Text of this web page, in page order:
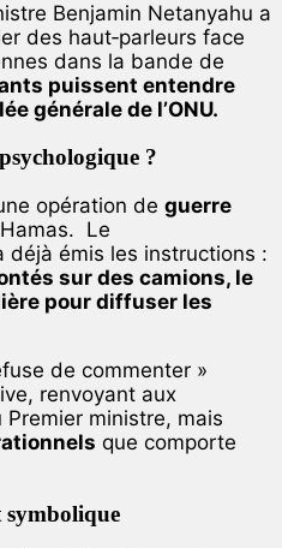
Benjamin Netanyahu a
des haut‑parleurs face
dans la bande de
puissent entendre
générale de l’ONU.
?
opération de guerre
Le
déjà émis les instructions :
sur des camions, le
pour diffuser les
de commenter »
renvoyant aux
ministre, mais
que comporte
symbolique